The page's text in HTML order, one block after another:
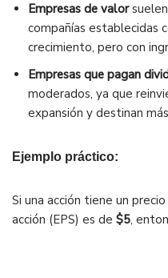
Empresas de valor
compañías establecidas
crecimiento, pero con
Empresas que pagan
moderados, ya que
expansión y destinan
Ejemplo práctico:
Si una acción tiene un
acción (EPS) es de $5,